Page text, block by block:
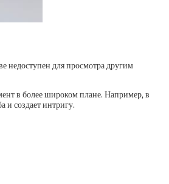
недоступен для просмотра другим
в более широком плане. Например, в
и создает интригу.